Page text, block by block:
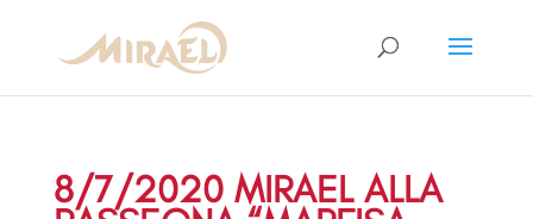
8/7/2020 MIRAEL ALLA